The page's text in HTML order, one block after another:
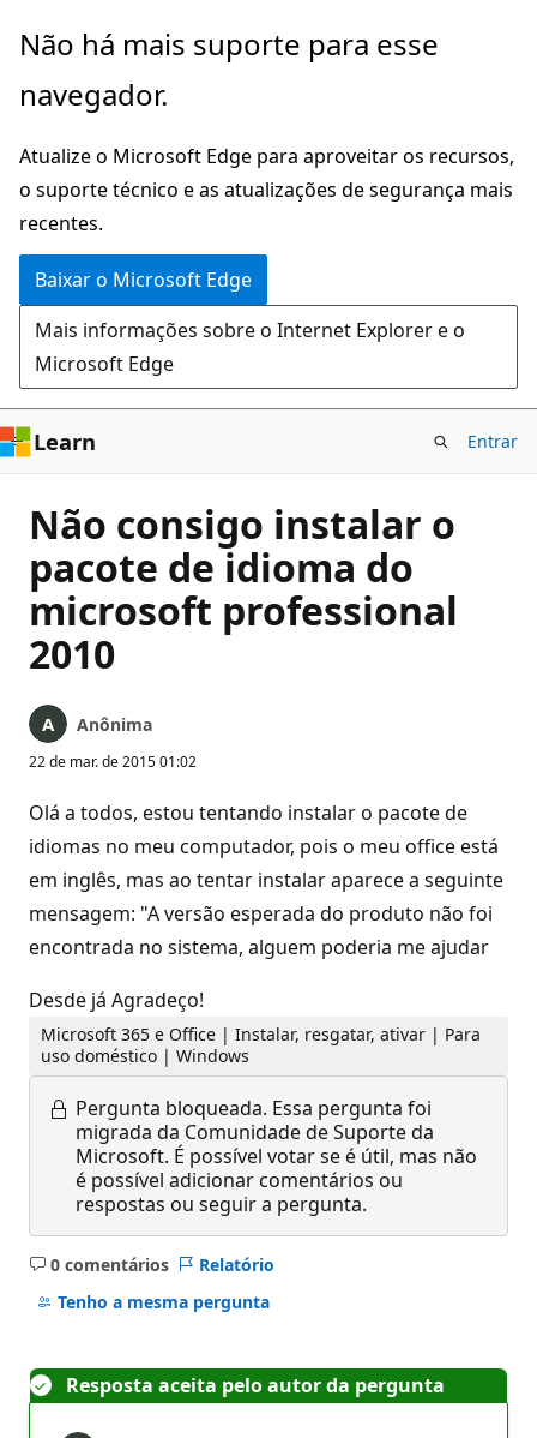
Pular
o
principal
Não há mais suporte para esse
navegador.
Atualize o Microsoft Edge para aproveitar os recursos,
o suporte técnico e as atualizações de segurança mais
recentes.
Baixar o Microsoft Edge
Mais informações sobre o Internet Explorer e o
Microsoft Edge
Learn Entrar
Não consigo instalar o
pacote de idioma do
microsoft professional
2010
Anônima
22 de mar. de 2015 01:02
Olá a todos, estou tentando instalar o pacote de
idiomas no meu computador, pois o meu office está
em inglês, mas ao tentar instalar aparece a seguinte
mensagem: "A versão esperada do produto não foi
encontrada no sistema, alguem poderia me ajudar
Desde já Agradeço!
Microsoft 365 e Office | Instalar, resgatar, ativar | Para
uso doméstico | Windows
Pergunta bloqueada. Essa pergunta foi
migrada da Comunidade de Suporte da
Microsoft. É possível votar se é útil, mas não
é possível adicionar comentários ou
respostas ou seguir a pergunta.
0 comentários
Sem
comentários
Relatório
Tenho a mesma pergunta
Resposta aceita pelo autor da pergunta